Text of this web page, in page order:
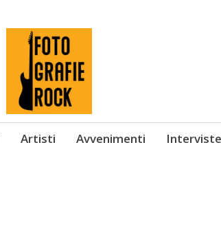
Artisti Avvenimenti